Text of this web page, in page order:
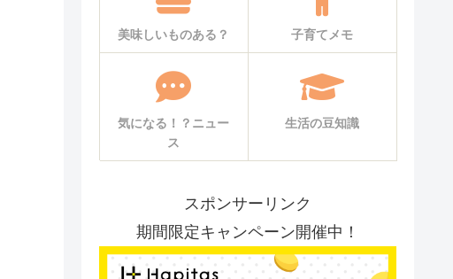
美味しいものある？ 子育てメモ
気になる！？ニュー
ス
生活の豆知識
スポンサーリンク
期間限定キャンペーン開催中！